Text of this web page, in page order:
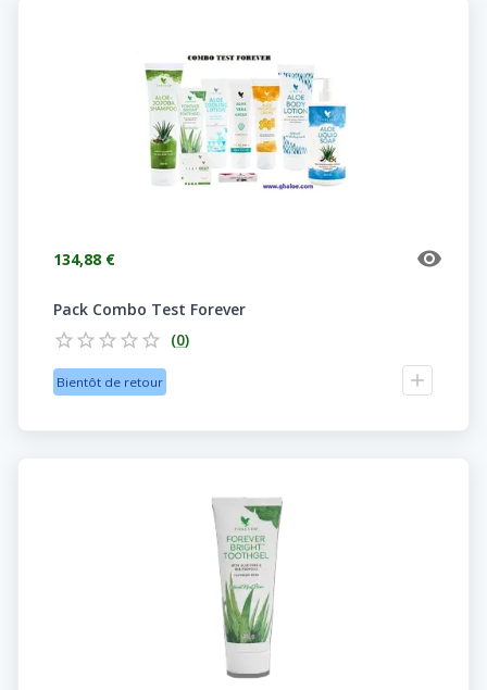
134,88 €
Pack Combo Test Forever
(0)
Bientôt de retour